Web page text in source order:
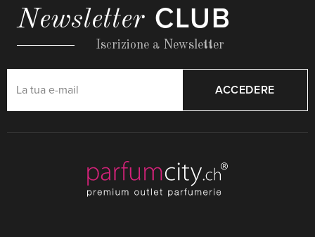
Newsletter CLUB
Iscrizione a Newsletter
ACCEDERE